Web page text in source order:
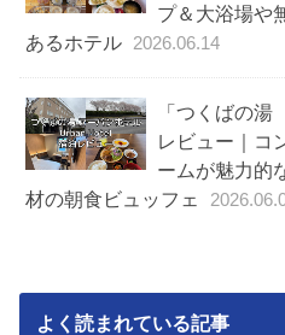
プ＆大浴場や
あるホテル
2026.06.14
「つくばの
レビュー｜コ
ームが魅力的
材の朝食ビュッフェ
よく読まれている記事